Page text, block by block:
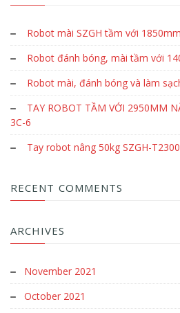
Robot mài SZGH tầm với 1850mm
Robot đánh bóng, mài tầm với
Robot mài, đánh bóng và làm
TAY ROBOT TẦM VỚI 2950MM
3C-6
Tay robot nâng 50kg SZGH-
RECENT COMMENTS
ARCHIVES
November 2021
October 2021